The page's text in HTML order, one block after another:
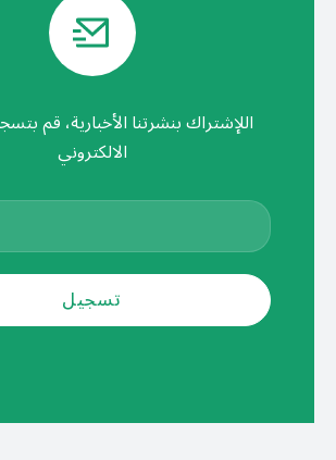
اللإشتراك بنشرتنا الأخبارية، قم
الالكتروني